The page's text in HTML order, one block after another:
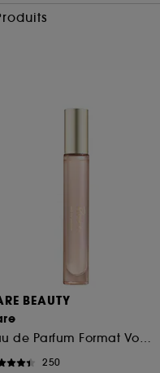
BEAUTY
250